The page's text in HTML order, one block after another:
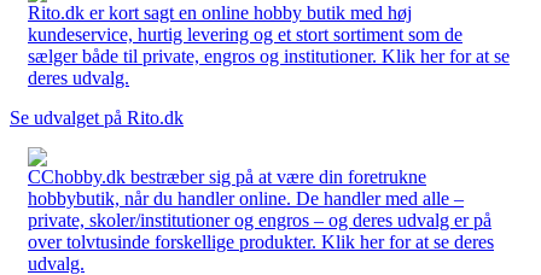
Rito.dk er kort sagt en online hobby butik med høj
kundeservice, hurtig levering og et stort sortiment som de
sælger både til private, engros og institutioner. Klik her for at se
deres udvalg.
Se udvalget på Rito.dk
CChobby.dk bestræber sig på at være din foretrukne
hobbybutik, når du handler online. De handler med alle –
private, skoler/institutioner og engros – og deres udvalg er på
over tolvtusinde forskellige produkter. Klik her for at se deres
udvalg.